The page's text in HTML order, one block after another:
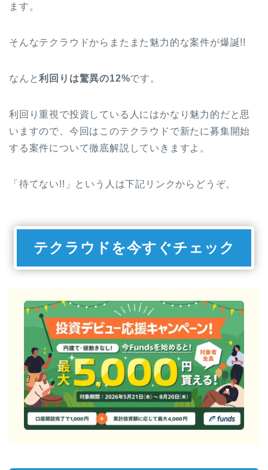
ます。
そんなテクラウドからまたまた魅力的な案件が爆誕!!
なんと利回りは驚異の12%です。
利回り重視で投資している人にはかなり魅力的だと思
いますので、今回はこのテクラウドで新たに募集開始
する案件について徹底解説していきますよ。
「待てない!!」という人は下記リンクからどうぞ。
テクラウドを今すぐチェック